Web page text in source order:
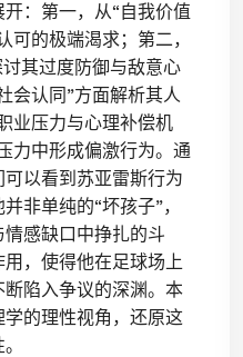
：第一，从“自我价值
可的极端渴求；第二，
其过度防御与敌意心
会认同”方面解析其人
业压力与心理补偿机
力中形成偏激行为。通
以看到苏亚雷斯行为
非单纯的“坏孩子”，
感缺口中挣扎的斗
，使得他在足球场上
陷入争议的深渊。本
的理性视角，还原这